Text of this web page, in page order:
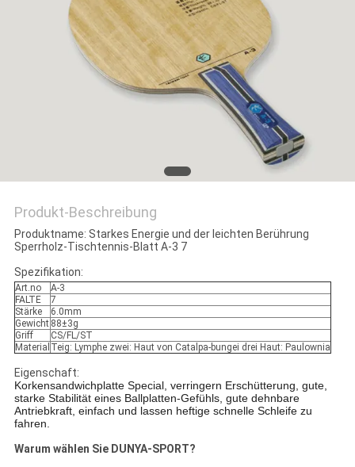
PRIVACY
POLICY
Produkt-Beschreibung
Produktname: Starkes Energie und der leichten Berührung
Sperrholz-Tischtennis-Blatt A-3 7
Spezifikation:
Art.no
A-3
FALTE
7
Stärke
6.0mm
Gewicht 88±3g
Griff
CS/FL/ST
Material Teig: Lymphe zwei: Haut von Catalpa-bungei drei Haut: Paulownia
Eigenschaft:
Korkensandwichplatte Special, verringern Erschütterung, gute,
starke Stabilität eines Ballplatten-Gefühls, gute dehnbare
Antriebkraft, einfach und lassen heftige schnelle Schleife zu
fahren.
Warum wählen Sie DUNYA-SPORT?